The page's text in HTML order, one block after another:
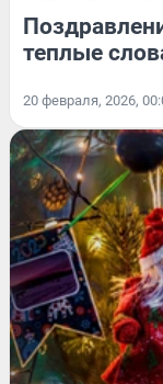
теплые
20 февраля, 2026,